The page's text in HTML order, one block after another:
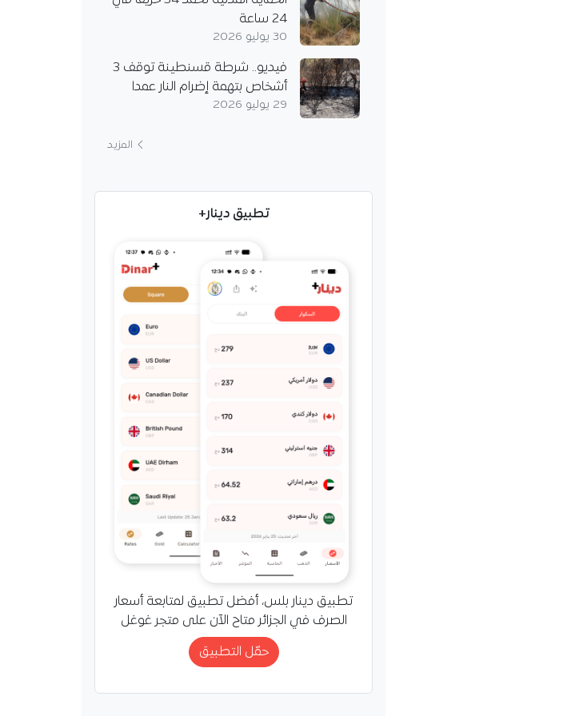
24 ساعة
30 يوليو 2026
فيديو.. شرطة قسنطينة توقف 3
أشخاص بتهمة إضرام النار عمدا
29 يوليو 2026
المزيد
تطبيق دينار+
تطبيق دينار بلس، أفضل تطبيق لمتابعة أسعار
الصرف في الجزائر متاح الآن على متجر غوغل
حمّل التطبيق